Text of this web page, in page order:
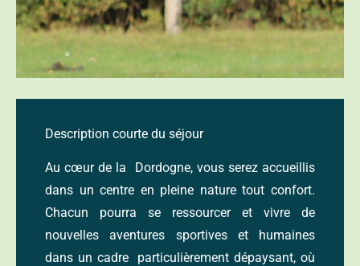
Description courte du séjour
Au cœur de la Dordogne, vous serez accueillis
dans un centre en pleine nature tout confort.
Chacun pourra se ressourcer et vivre de
nouvelles aventures sportives et humaines
dans un cadre particulièrement dépaysant, où